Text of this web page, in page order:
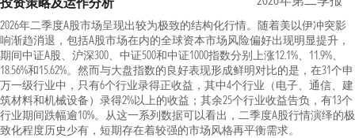
2026年二季度A股市场呈现出较为极致的结构化行情。随着美以伊冲突影
响渐趋消退，包括A股市场在内的全球资本市场风险偏好出现明显提升，
期间中证A股、沪深300、中证500和中证1000指数分别上涨12.1%、11.9%、
18.56%和15.62%。然而与大盘指数的良好表现形成鲜明对比的是，在31个申
万一级行业中，只有6个行业录得正收益，其中4个行业（电子、通信、建
筑材料和机械设备）录得2%以上的收益；其余25个行业收益告负，有13个
行业期间跌幅逾10%。从这一系列数据可以看出，二季度A股行情演绎的极
致化程度历史少有，短期存在着较强的市场风格再平衡需求。